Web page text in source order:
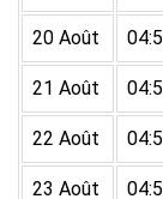
20 Août
21 Août
22 Août
23 Août